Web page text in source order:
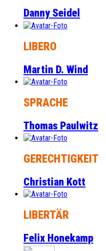
Danny Seidel
LIBERO
Martin D. Wind
SPRACHE
Thomas Paulwitz
GERECHTIGKEIT
Christian Kott
LIBERTÄR
Felix Honekamp